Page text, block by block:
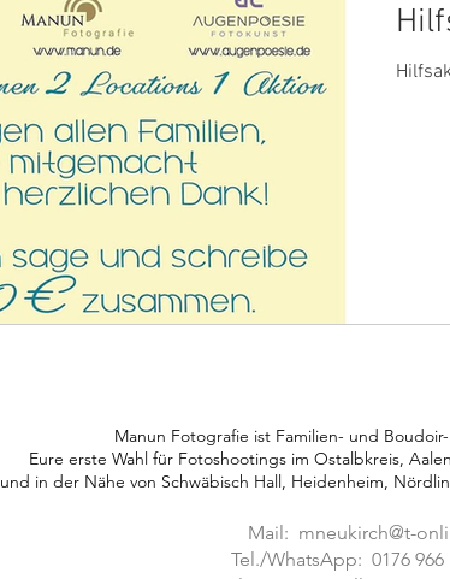
Manun Fotografie ist Familien- und
Eure erste Wahl für Fotoshootings im Ostalbkreis,
und in der Nähe von Schwäbisch Hall, Heidenheim,
Mail: mneukirch@t-
Tel./WhatsApp: 0176 966